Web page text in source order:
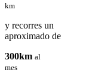
km
y recorres un
aproximado de
300km al
mes